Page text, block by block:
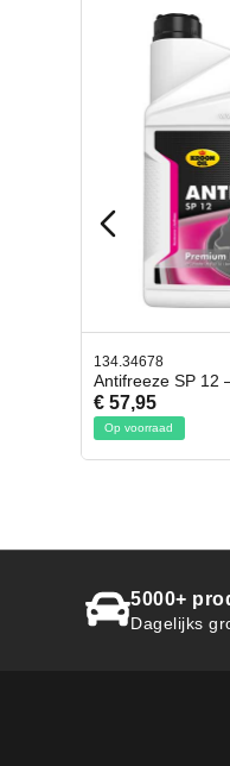
40.500
Krokodillen
€ 4,95
Op voorraad
5000+
Dagelijks